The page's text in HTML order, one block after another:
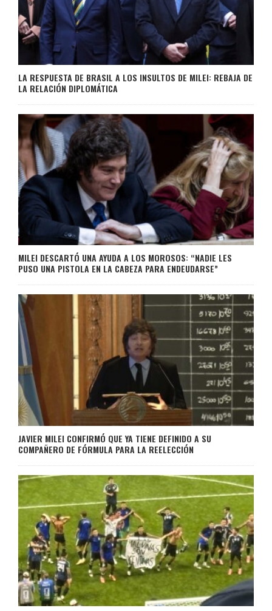
LA RESPUESTA DE BRASIL A LOS INSULTOS DE MILEI: REBAJA DE
LA RELACIÓN DIPLOMÁTICA
MILEI DESCARTÓ UNA AYUDA A LOS MOROSOS: “NADIE LES
PUSO UNA PISTOLA EN LA CABEZA PARA ENDEUDARSE”
JAVIER MILEI CONFIRMÓ QUE YA TIENE DEFINIDO A SU
COMPAÑERO DE FÓRMULA PARA LA REELECCIÓN